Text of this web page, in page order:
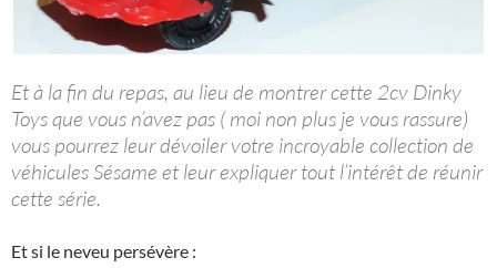
Et à la fin du repas, au lieu de montrer cette 2cv Dinky
Toys que vous n’avez pas ( moi non plus je vous rassure)
vous pourrez leur dévoiler votre incroyable collection de
véhicules Sésame et leur expliquer tout l’intérêt de réunir
cette série.
Et si le neveu persévère :